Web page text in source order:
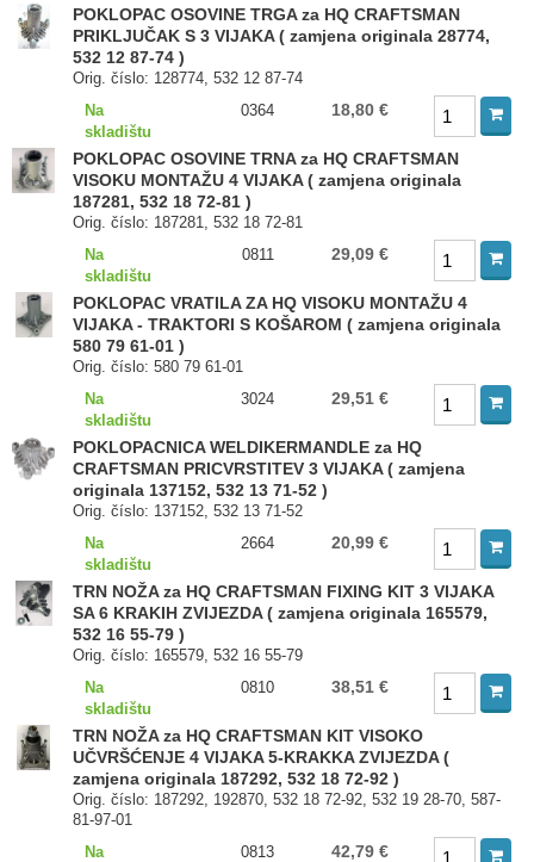
POKLOPAC OSOVINE TRGA za HQ CRAFTSMAN
PRIKLJUČAK S 3 VIJAKA ( zamjena originala 28774,
532 12 87-74 )
Orig. číslo: 128774, 532 12 87-74
Na
skladištu
0364 18,80 €
POKLOPAC OSOVINE TRNA za HQ CRAFTSMAN
VISOKU MONTAŽU 4 VIJAKA ( zamjena originala
187281, 532 18 72-81 )
Orig. číslo: 187281, 532 18 72-81
Na
skladištu
0811 29,09 €
POKLOPAC VRATILA ZA HQ VISOKU MONTAŽU 4
VIJAKA - TRAKTORI S KOŠAROM ( zamjena originala
580 79 61-01 )
Orig. číslo: 580 79 61-01
Na
skladištu
3024 29,51 €
POKLOPACNICA WELDIKERMANDLE za HQ
CRAFTSMAN PRICVRSTITEV 3 VIJAKA ( zamjena
originala 137152, 532 13 71-52 )
Orig. číslo: 137152, 532 13 71-52
Na
skladištu
2664 20,99 €
TRN NOŽA za HQ CRAFTSMAN FIXING KIT 3 VIJAKA
SA 6 KRAKIH ZVIJEZDA ( zamjena originala 165579,
532 16 55-79 )
Orig. číslo: 165579, 532 16 55-79
Na
skladištu
0810 38,51 €
TRN NOŽA za HQ CRAFTSMAN KIT VISOKO
UČVRŠĆENJE 4 VIJAKA 5-KRAKKA ZVIJEZDA (
zamjena originala 187292, 532 18 72-92 )
Orig. číslo: 187292, 192870, 532 18 72-92, 532 19 28-70, 587-
81-97-01
Na
0813 42,79 €